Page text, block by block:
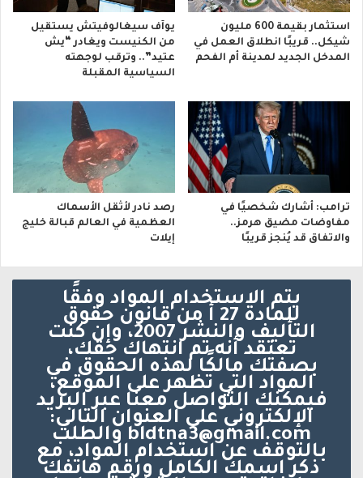
استثمار بقيمة 600 مليون
شيكل.. قريبًا انطلاق العمل في
المدخل الجديد لمدينة أم الفحم
يوآف سيغالوفيتش يستقيل
من الكنيست ويغادر “يش
عتيد”.. وترقب لوجهته
السياسية المقبلة
ترامب: أشارك شخصيًا في
مفاوضات مضيق هرمز..
والاتفاق قد يُنجز قريبًا
رصد نادر لأثقل الأسماك
العظمية في العالم قبالة خليج
إيلات
يتم الاستخدام المواد وفقًا
للمادة 27 أ من قانون حقوق
التأليف والنشر 2007، وإن كنت
تعتقد أنه تم انتهاك حقك،
بصفتك مالكًا لهذه الحقوق في
المواد التي تظهر على الموقع،
فيمكنك التواصل معنا عبر البريد
الإلكتروني على العنوان التالي:
bldtna3@gmail.com والطلب
بالتوقف عن استخدام المواد، مع
ذكر اسمك الكامل ورقم هاتفك